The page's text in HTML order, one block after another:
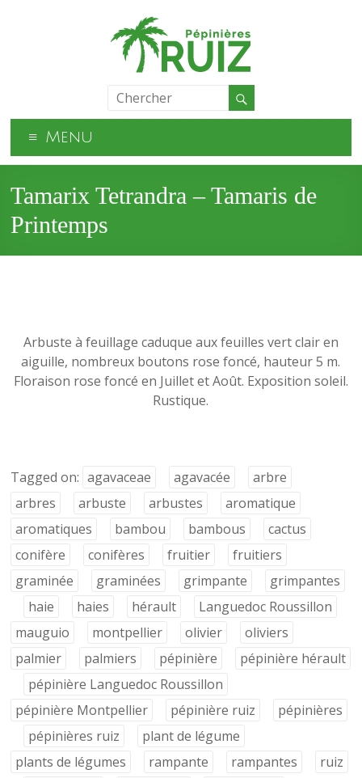
Menu
Tamarix Tetrandra – Tamaris de
Printemps
Arbuste à feuillage caduque aux feuilles vert clair en
aiguille, nombreux boutons rose foncé, hauteur 5 m.
Floraison rose foncé en Juillet et Août. Exposition soleil.
Rustique.
Tagged on: agavaceae agavacée
arbre
arbres
arbuste arbustes
aromatique
aromatiques
bambou bambous
cactus
conifère
conifères fruitier
fruitiers
graminée
graminées grimpante
grimpantes
haie
haies hérault
Languedoc Roussillon
mauguio
montpellier olivier
oliviers
palmier
palmiers pépinière
pépinière hérault
pépinière Languedoc Roussillon
pépinière Montpellier
pépinière ruiz
pépinières
pépinières ruiz
plant de légume
plants de légumes
rampante rampantes
ruiz